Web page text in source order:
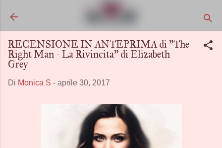
RECENSIONE IN ANTEPRIMA di "The
Right Man - La Rivincita" di Elizabeth
Grey
Di Monica S - aprile 30, 2017